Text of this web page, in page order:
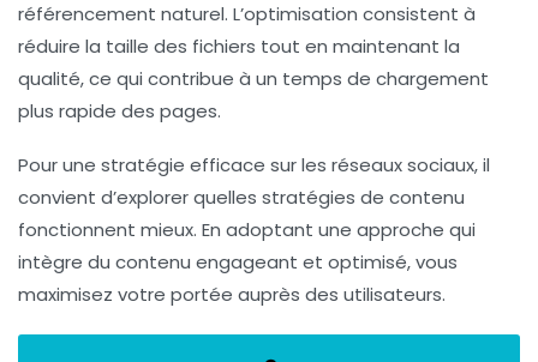
référencement naturel. L’optimisation consistent à
réduire la taille des fichiers tout en maintenant la
qualité, ce qui contribue à un temps de chargement
plus rapide des pages.
Pour une stratégie efficace sur les réseaux sociaux, il
convient d’explorer quelles stratégies de contenu
fonctionnent mieux. En adoptant une approche qui
intègre du contenu engageant et optimisé, vous
maximisez votre portée auprès des utilisateurs.